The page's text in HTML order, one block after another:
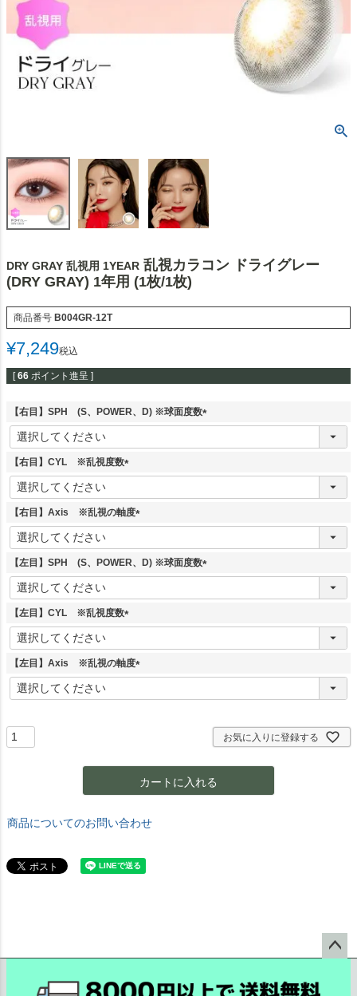
DRY GRAY 乱視用 1YEAR 乱視カラコン ドライグレー
(DRY GRAY) 1年用 (1枚/1枚)
商品番号 B004GR-12T
¥7,249税込
[ 66 ポイント進呈 ]
【右目】SPH (S、POWER、D) ※球面度数
(
【右目】CYL ※乱視度数
(
須
【右目】Axis ※乱視の軸度
(
須
【左目】SPH (S、POWER、D) ※球面度数
(
【左目】CYL ※乱視度数
(
須
【左目】Axis ※乱視の軸度
(
お気に入りに登録する
カートに入れる
商品についてのお問い合わせ